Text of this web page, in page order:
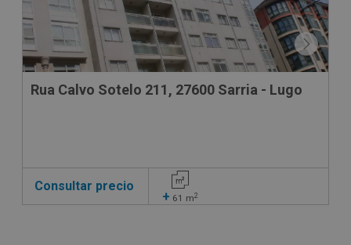
Rua Calvo Sotelo 211, 27600 Sarria - Lugo
Consultar precio
+ 61 m2